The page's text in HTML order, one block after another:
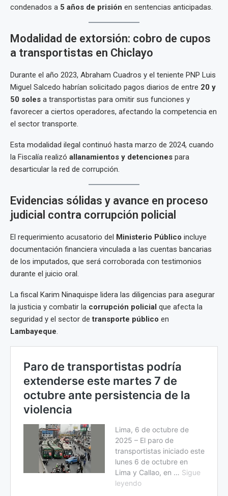
condenados a 5 años de prisión en sentencias anticipadas.
Modalidad de extorsión: cobro de cupos
a transportistas en Chiclayo
Durante el año 2023, Abraham Cuadros y el teniente PNP Luis
Miguel Salcedo habrían solicitado pagos diarios de entre 20 y
50 soles a transportistas para omitir sus funciones y
favorecer a ciertos operadores, afectando la competencia en
el sector transporte.
Esta modalidad ilegal continuó hasta marzo de 2024, cuando
la Fiscalía realizó allanamientos y detenciones para
desarticular la red de corrupción.
Evidencias sólidas y avance en proceso
judicial contra corrupción policial
El requerimiento acusatorio del Ministerio Público incluye
documentación financiera vinculada a las cuentas bancarias
de los imputados, que será corroborada con testimonios
durante el juicio oral.
La fiscal Karim Ninaquispe lidera las diligencias para asegurar
la justicia y combatir la corrupción policial que afecta la
seguridad y el sector detransporte público en
Lambayeque